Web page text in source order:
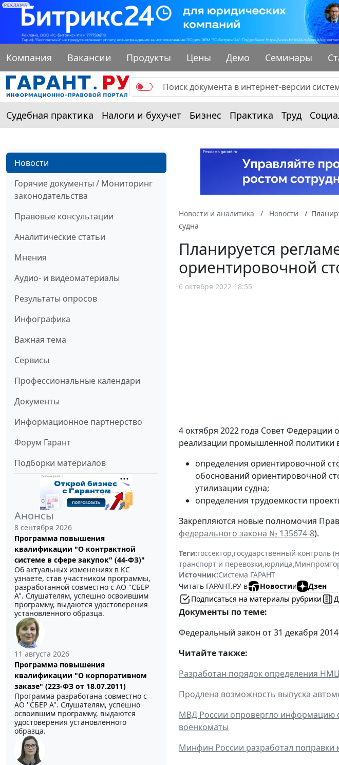
РЕКЛАМА
Компания Вакансии Продукты Цены Демо Семинары
Судебная практика Налоги и бухучет Бизнес Практика Труд
Новости
Горячие документы / Мониторинг
законодательства
Правовые консультации
Аналитические статьи
Мнения
Аудио- и видеоматериалы
Результаты опросов
Инфографика
Важная тема
Сервисы
Профессиональные календари
Документы
Информационное партнерство
Форум Гарант
Подборки материалов
Анонсы
8 сентября 2026
Программа повышения
квалификации "О контрактной
системе в сфере закупок" (44-ФЗ)"
Об актуальных изменениях в КС
узнаете, став участником программы,
разработанной совместно с АО ''СБЕР
А". Слушателям, успешно освоившим
программу, выдаются удостоверения
установленного образца.
11 августа 2026
Программа повышения
квалификации "О корпоративном
заказе" (223-ФЗ от 18.07.2011)
Программа разработана совместно с
АО ''СБЕР А". Слушателям, успешно
освоившим программу, выдаются
удостоверения установленного
образца.
Новости и аналитика Новости
судна
Планируется
ориентировочной
6 октября 2022 18:55
4 октября 2022 года Совет
реализации промышленной политики
определения ориентировочной
обоснований ориентировочной
утилизации судна;
определения трудоемкости
Закрепляются новые полномочия
федерального закона № 135674-8).
Теги:госсектор,государственный контроль
транспорт и перевозки,юрлица,
Источник:Система ГАРАНТ
Читать ГАРАНТ.РУ в
Новостии
Дзен
Подписаться на материалы рубрики
Документы по теме:
Федеральный закон от 31 декабря
Читайте также:
Разработан порядок определения
Продлена возможность выпуска
МВД России опровергло информацию
военкоматы
Минфин России разработал поправки